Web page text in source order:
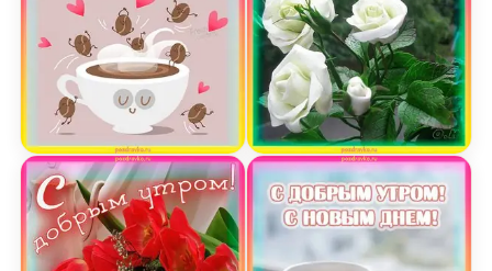
Открытка доброе утречкоОткрытка доброе утро с